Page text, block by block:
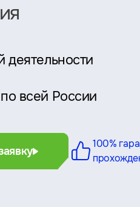
деятельности
всей России
100%